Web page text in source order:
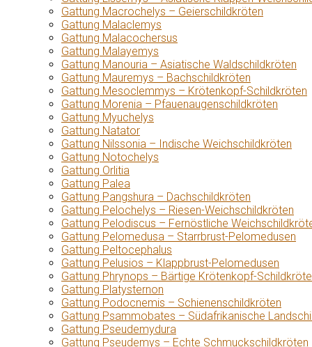
Gattung Macrochelys – Geierschildkröten
Gattung Malaclemys
Gattung Malacochersus
Gattung Malayemys
Gattung Manouria – Asiatische Waldschildkröten
Gattung Mauremys – Bachschildkröten
Gattung Mesoclemmys – Krötenkopf-Schildkröten
Gattung Morenia – Pfauenaugenschildkröten
Gattung Myuchelys
Gattung Natator
Gattung Nilssonia – Indische Weichschildkröten
Gattung Notochelys
Gattung Orlitia
Gattung Palea
Gattung Pangshura – Dachschildkröten
Gattung Pelochelys – Riesen-Weichschildkröten
Gattung Pelodiscus – Fernöstliche
Gattung Pelomedusa – Starrbrust-Pelomedusen
Gattung Peltocephalus
Gattung Pelusios – Klappbrust-Pelomedusen
Gattung Phrynops – Bärtige Krötenkopf-
Gattung Platysternon
Gattung Podocnemis – Schienenschildkröten
Gattung Psammobates – Südafrikanische
Gattung Pseudemydura
Gattung Pseudemys – Echte Schmuckschildkröten